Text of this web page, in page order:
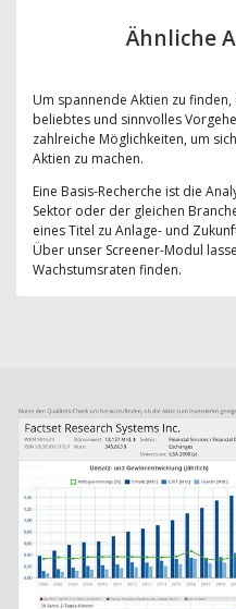
Ähnliche
Um spannende Aktien zu
beliebtes und sinnvolles
zahlreiche Möglichkeiten, um
Aktien zu machen.
Eine Basis-Recherche ist die
Sektor oder der gleichen
eines Titel zu Anlage- und
Über unser Screener-Modul
Wachstumsraten finden.